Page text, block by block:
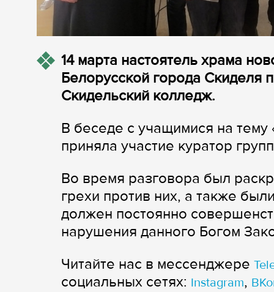
14 марта настоятель храма
Белорусской города Скиделя
Скидельский колледж.
В беседе с учащимися на
приняла участие куратор
Во время разговора был
грехи против них, а также
должен постоянно
нарушения данного Богом
Читайте нас в мессенджере
cоциальных сетях: Instagram,